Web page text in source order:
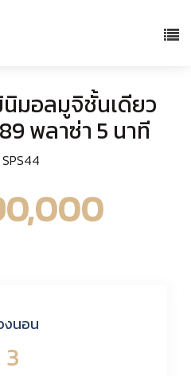
มอลมูจิชั้นเดียว
พลาซ่า 5 นาที
SPS44
งนอน
3